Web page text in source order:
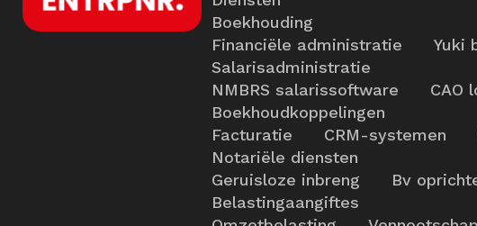
Boekhouding
Financiële administratie
Yuki
Salarisadministratie
NMBRS salarissoftware
CAO
Boekhoudkoppelingen
Facturatie
CRM-systemen
Notariële diensten
Geruisloze inbreng
Bv
Belastingaangiftes